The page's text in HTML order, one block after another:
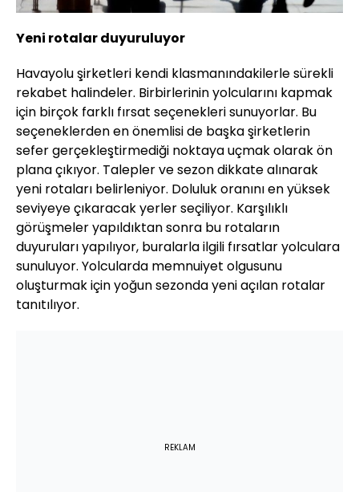
Yeni rotalar duyuruluyor
Havayolu şirketleri kendi klasmanındakilerle sürekli
rekabet halindeler. Birbirlerinin yolcularını kapmak
için birçok farklı fırsat seçenekleri sunuyorlar. Bu
seçeneklerden en önemlisi de başka şirketlerin
sefer gerçekleştirmediği noktaya uçmak olarak ön
plana çıkıyor. Talepler ve sezon dikkate alınarak
yeni rotaları belirleniyor. Doluluk oranını en yüksek
seviyeye çıkaracak yerler seçiliyor. Karşılıklı
görüşmeler yapıldıktan sonra bu rotaların
duyuruları yapılıyor, buralarla ilgili fırsatlar yolculara
sunuluyor. Yolcularda memnuiyet olgusunu
oluşturmak için yoğun sezonda yeni açılan rotalar
tanıtılıyor.
REKLAM